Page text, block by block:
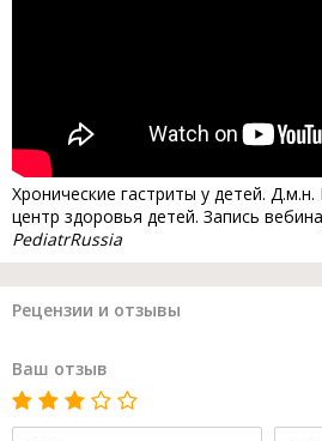
Хронические гастриты у детей.
центр здоровья детей. Запись
PediatrRussia
Рецензии и отзывы
Ваш отзыв